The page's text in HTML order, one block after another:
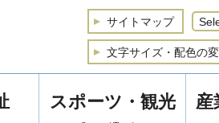
サイトマップ
文字サイズ・配色の
スポーツ・観光 産